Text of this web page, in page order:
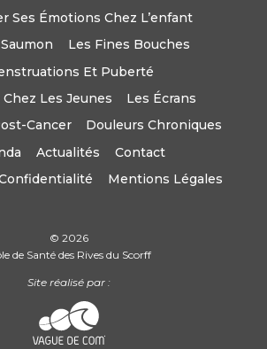
Ses Émotions Chez L’enfant
Les Fines Bouches
Et Puberté
Les Jeunes
Les Écrans
Cancer
Douleurs Chroniques
Actualités
Contact
Mentions Légales
© 2026
de Santé des Rives du Scorff
Site réalisé par :